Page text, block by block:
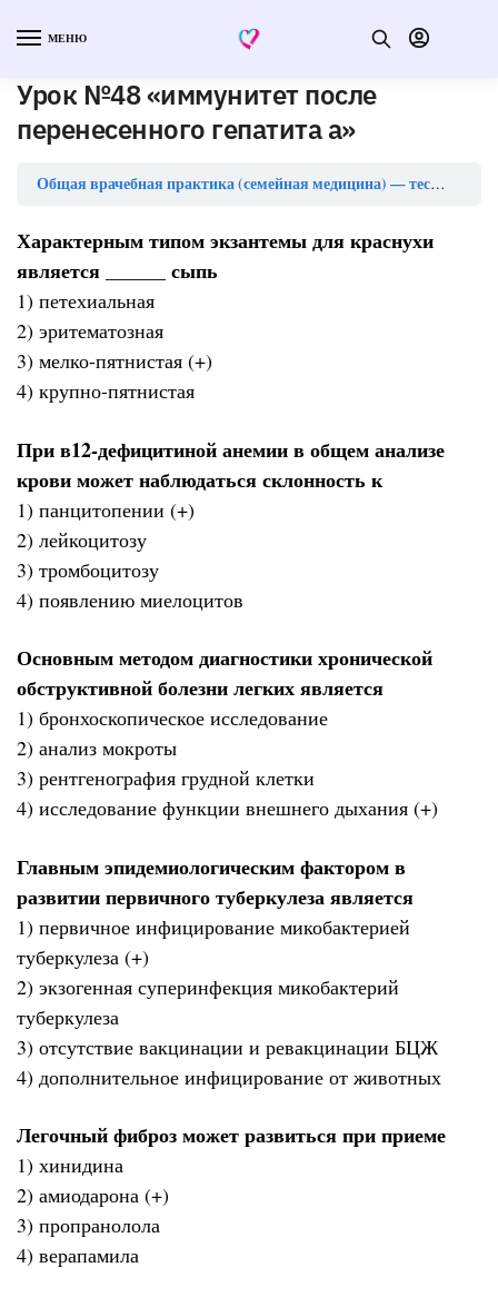
МЕНЮ
Урок №48 «иммунитет после
перенесенного гепатита а»
Общая врачебная практика (семейная медицина) — тесты с ответами (ординатура)
Характерным типом экзантемы для краснухи
является ______ сыпь
1) петехиальная
2) эритематозная
3) мелко-пятнистая (+)
4) крупно-пятнистая
При в12-дефицитиной анемии в общем анализе
крови может наблюдаться склонность к
1) панцитопении (+)
2) лейкоцитозу
3) тромбоцитозу
4) появлению миелоцитов
Основным методом диагностики хронической
обструктивной болезни легких является
1) бронхоскопическое исследование
2) анализ мокроты
3) рентгенография грудной клетки
4) исследование функции внешнего дыхания (+)
Главным эпидемиологическим фактором в
развитии первичного туберкулеза является
1) первичное инфицирование микобактерией
туберкулеза (+)
2) экзогенная суперинфекция микобактерий
туберкулеза
3) отсутствие вакцинации и ревакцинации БЦЖ
4) дополнительное инфицирование от животных
Легочный фиброз может развиться при приеме
1) хинидина
2) амиодарона (+)
3) пропранолола
4) верапамила